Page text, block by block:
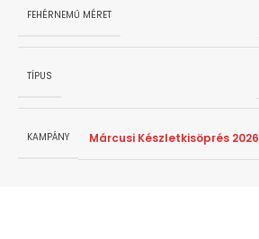
FEHÉRNEMŰ MÉRET
TÍPUS
KAMPÁNY Márcusi Készletkisöprés 2026